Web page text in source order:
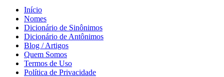
Início
Nomes
Dicionário de Sinônimos
Dicionário de Antônimos
Blog / Artigos
Quem Somos
Termos de Uso
Política de Privacidade